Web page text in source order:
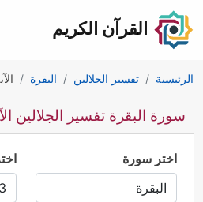
القرآن الكريم
الرئيسية تفسير الجلالين البقرة
سورة البقرة تفسير الجلالين
اختر سورة